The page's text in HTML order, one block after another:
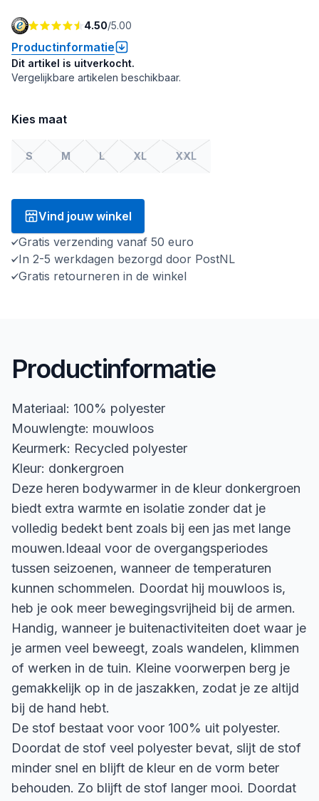
4.50/5.00
Productinformatie
Dit artikel is uitverkocht.
Vergelijkbare artikelen beschikbaar.
Kies maat
S M L XL XXL
Vind jouw winkel
Gratis verzending vanaf 50 euro
In 2-5 werkdagen bezorgd door PostNL
Gratis retourneren in de winkel
Productinformatie
Materiaal: 100% polyester
Mouwlengte: mouwloos
Keurmerk: Recycled polyester
Kleur: donkergroen
Deze heren bodywarmer in de kleur donkergroen
biedt extra warmte en isolatie zonder dat je
volledig bedekt bent zoals bij een jas met lange
mouwen.Ideaal voor de overgangsperiodes
tussen seizoenen, wanneer de temperaturen
kunnen schommelen. Doordat hij mouwloos is,
heb je ook meer bewegingsvrijheid bij de armen.
Handig, wanneer je buitenactiviteiten doet waar je
je armen veel beweegt, zoals wandelen, klimmen
of werken in de tuin. Kleine voorwerpen berg je
gemakkelijk op in de jaszakken, zodat je ze altijd
bij de hand hebt.
De stof bestaat voor voor 100% uit polyester.
Doordat de stof veel polyester bevat, slijt de stof
minder snel en blijft de kleur en de vorm beter
behouden. Zo blijft de stof langer mooi. Doordat